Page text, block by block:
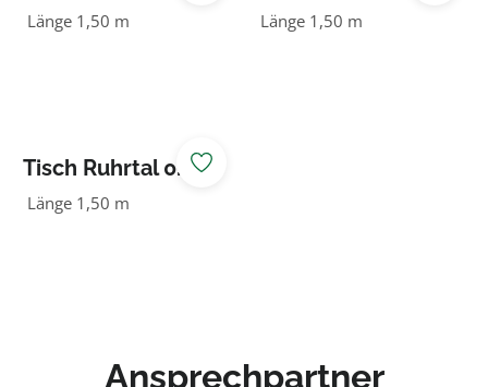
Länge 1,50 m
m breit
Länge 1,50 m
Tisch Ruhrtal 0.70
m breit
Länge 1,50 m
Ansprechpartner